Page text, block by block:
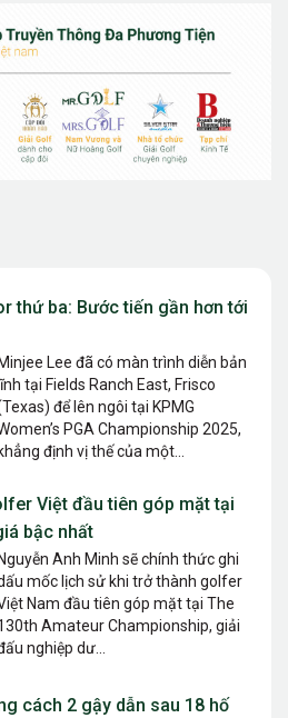
thứ ba: Bước tiến gần hơn tới
Minjee Lee đã có màn trình diễn bản
lĩnh tại Fields Ranch East, Frisco
để lên ngôi tại KPMG
PGA Championship 2025,
khẳng định vị thế của một...
Việt đầu tiên góp mặt tại
bậc nhất
Nguyễn Anh Minh sẽ chính thức ghi
mốc lịch sử khi trở thành golfer
Nam đầu tiên góp mặt tại The
Amateur Championship, giải
nghiệp dư...
cách 2 gậy dẫn sau 18 hố